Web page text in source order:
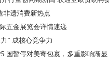
非遗消费新热点​
五金展览会详情速递
” 成核心竞争力
国暂停对美寄包裹，多重影响渐显